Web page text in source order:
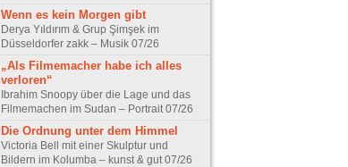
Wenn es kein Morgen gibt
Derya Yıldırım & Grup Şimşek im
Düsseldorfer zakk – Musik 07/26
„Als Filmemacher habe ich alles
verloren“
Ibrahim Snoopy über die Lage und das
Filmemachen im Sudan – Portrait 07/26
Die Ordnung unter dem Himmel
Victoria Bell mit einer Skulptur und
Bildern im Kolumba – kunst & gut 07/26